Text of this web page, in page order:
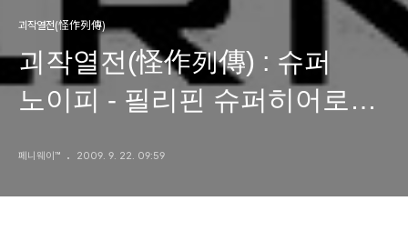
괴작열전(怪作列傳)
괴작열전(怪作列傳) : 슈퍼
노이피 - 필리핀 슈퍼히어로
페니웨이™ 2009. 9. 22. 09:59